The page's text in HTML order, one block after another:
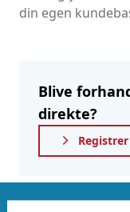
din egen
Blive
direkte?